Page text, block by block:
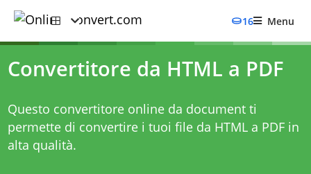
16 Menu
Convertitore da HTML a PDF
Questo convertitore online da document ti
permette di convertire i tuoi file da HTML a PDF in
alta qualità.